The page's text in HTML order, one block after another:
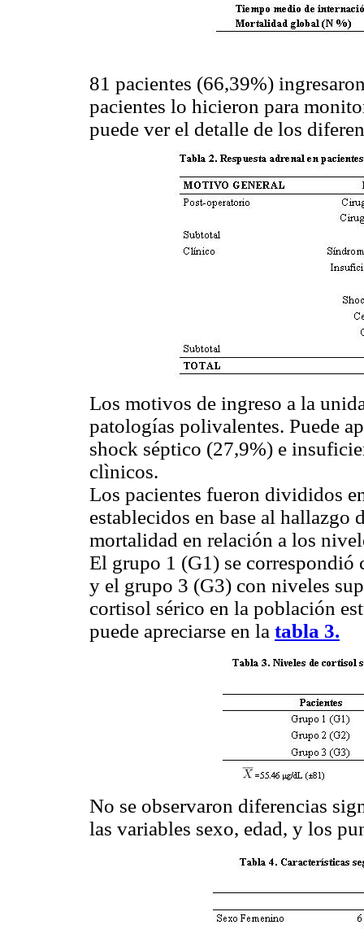
81 pacientes (66,39%)
pacientes lo hicieron para
puede ver el detalle de los
Los motivos de ingreso a la
patologías polivalentes. Puede
shock séptico (27,9%) e
clìnicos.
Los pacientes fueron divididos
establecidos en base al hallazgo
mortalidad en relación a los
El grupo 1 (G1) se
y el grupo 3 (G3) con niveles
cortisol sérico en la población
puede apreciarse en la tabla 3.
No se observaron diferencias
las variables sexo, edad, y los